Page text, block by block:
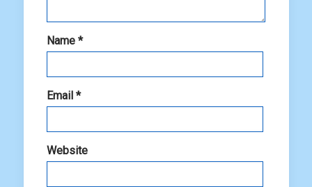
Name *
Email *
Website